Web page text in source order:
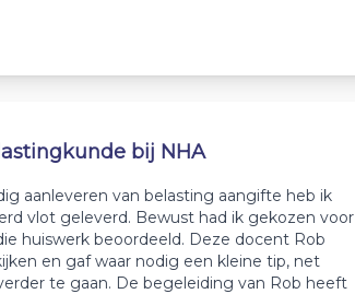
bij NHA
aanleveren van belasting aangifte heb ik
vlot geleverd. Bewust had ik gekozen voor
huiswerk beoordeeld. Deze docent Rob
en gaf waar nodig een kleine tip, net
te gaan. De begeleiding van Rob heeft